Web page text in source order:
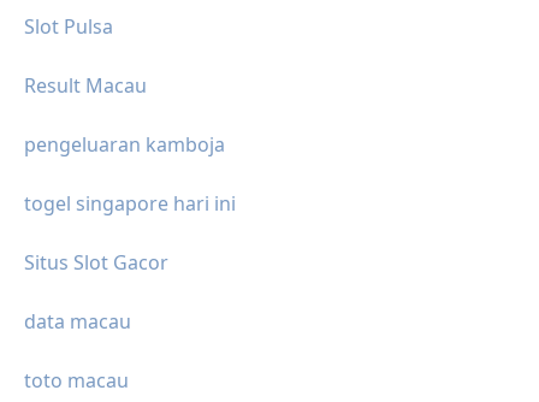
Slot Pulsa
Result Macau
pengeluaran kamboja
togel singapore hari ini
Situs Slot Gacor
data macau
toto macau